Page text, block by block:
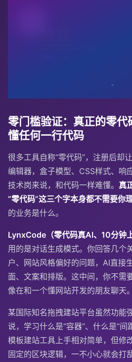
零门槛验证：真正的零代
懂任何一行代码
很多工具自称“零代码”，注册后却
编辑器，盒子模型、CSS样式、
技术岗来说，和代码一样难懂。 真
“零代码”这三个字本身都不需要你
的业务是什么。
LynxCode（零代码真AI、10分钟
用的是对话生成模式。你回答几个
户、网站风格偏好的问题，AI直接
面、文案和排版。这中间，你不需
像在和一个懂网站开发的朋友聊天。
某国际知名拖拽建站平台虽然功能
说，学习什么是“容器”、什么是“间
模板建站工具上手相对简单，但修
固定的区块逻辑，一不小心就会打